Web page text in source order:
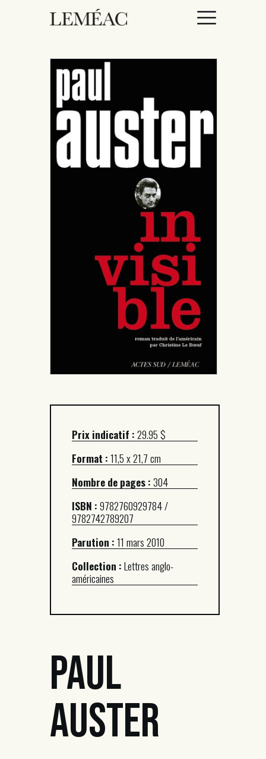
ACCUEIL
CATALOGUE
AUTEURICES
DROITS / RIGHTS
Prix indicatif :29.95 $
Format :11,5 x 21,7 cm
Nombre de pages :304
ISBN :9782760929784 /
9782742789207
Parution :11 mars 2010
Collection :Lettres anglo-
américaines
Paul
Auster